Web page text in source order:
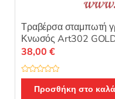
Τραβέρσα σταμπωτή
Κνωσός Art302
Β
38,00 €
Προσθήκη στο